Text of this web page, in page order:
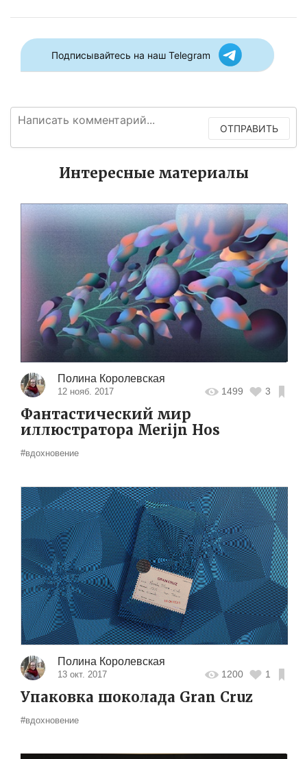
Подписывайтесь на наш Telegram
ОТПРАВИТЬ
Интересные материалы
Полина Королевская
12 нояб. 2017 1499 3
Фантастический мир
иллюстратора Merijn Hos
#вдохновение
Полина Королевская
13 окт. 2017 1200 1
Упаковка шоколада Gran Cruz
#вдохновение